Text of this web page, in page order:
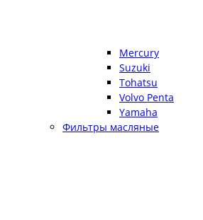
Mercury
Suzuki
Tohatsu
Volvo Penta
Yamaha
Фильтры масляные